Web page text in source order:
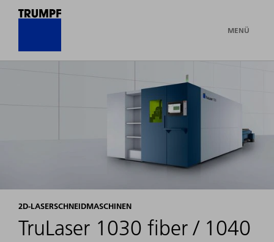
MENÜ
2D-LASERSCHNEIDMASCHINEN
TruLaser 1030 fiber / 1040